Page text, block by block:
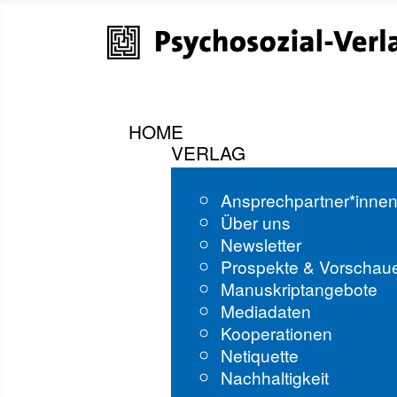
HOME
VERLAG
Über uns
Newsletter
Prospekte &
Manuskriptangebote
Mediadaten
Kooperationen
Netiquette
Nachhaltigkeit